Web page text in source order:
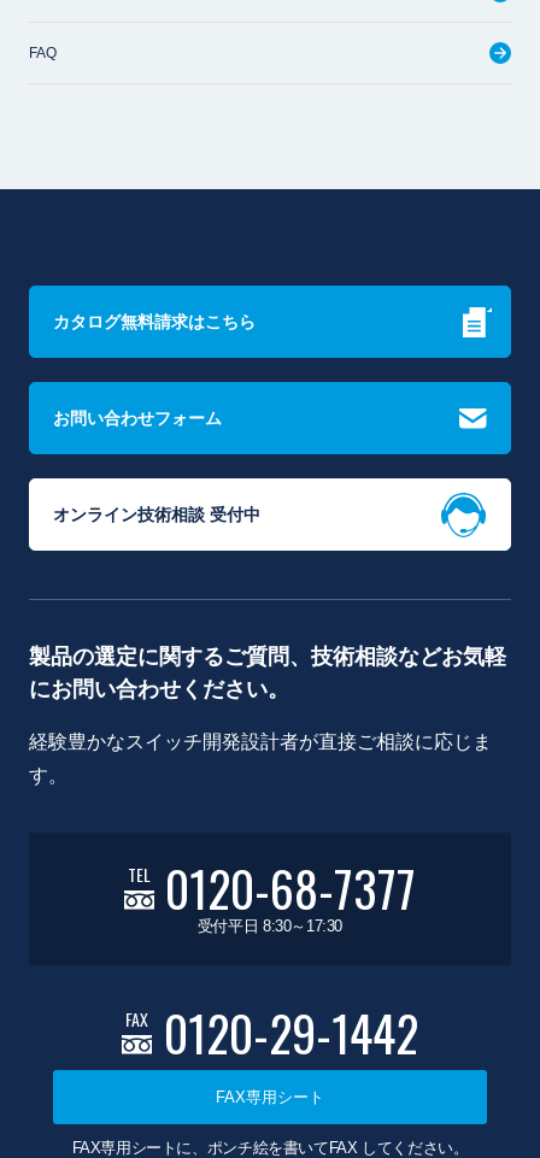
FAQ
カタログ無料請求はこちら
お問い合わせフォーム
オンライン技術相談 受付中
製品の選定に関するご質問、技術相談などお気軽
にお問い合わせください。
経験豊かなスイッチ開発設計者が直接ご相談に応じま
す。
TEL 0120-68-7377
受付平日 8:30～17:30
FAX 0120-29-1442
FAX専用シート
FAX専用シートに、ポンチ絵を書いてFAX してください。